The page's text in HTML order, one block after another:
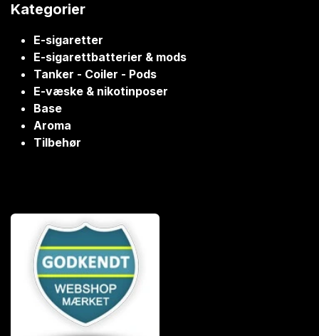
Kategorier
E-sigaretter
E-sigarettbatterier & mods
Tanker - Coiler - Pods
E-væske & nikotinposer
Base
Aroma
Tilbehør